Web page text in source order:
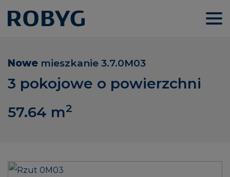
Nowe mieszkanie 3.7.0M03
3 pokojowe o powierzchni
57.64 m2